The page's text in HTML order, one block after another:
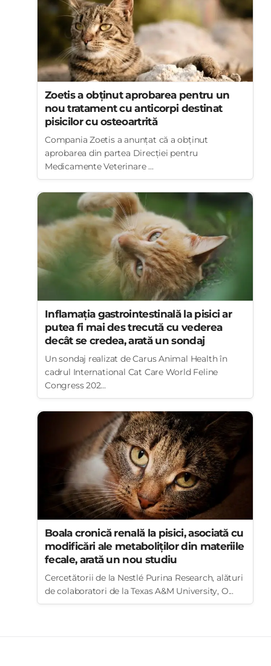
Zoetis a obținut aprobarea pentru un
nou tratament cu anticorpi destinat
pisicilor cu osteoartrită
Compania Zoetis a anunțat că a obținut
aprobarea din partea Direcției pentru
Medicamente Veterinare ...
Inflamația gastrointestinală la pisici ar
putea fi mai des trecută cu vederea
decât se credea, arată un sondaj
Un sondaj realizat de Carus Animal Health în
cadrul International Cat Care World Feline
Congress 202...
Boala cronică renală la pisici, asociată cu
modificări ale metaboliților din materiile
fecale, arată un nou studiu
Cercetătorii de la Nestlé Purina Research, alături
de colaboratori de la Texas A&M University, O...